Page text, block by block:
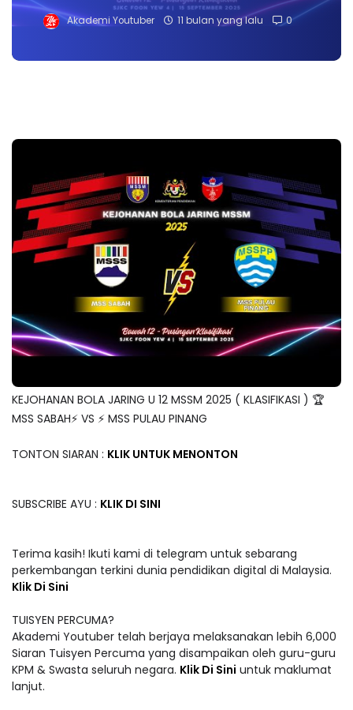
Akademi Youtuber 11 bulan yang lalu 0
KEJOHANAN BOLA JARING U 12 MSSM 2025 ( KLASIFIKASI ) 🏆
MSS SABAH⚡️ VS ⚡️ MSS PULAU PINANG
TONTON SIARAN : KLIK UNTUK MENONTON
SUBSCRIBE AYU : KLIK DI SINI
Terima kasih! Ikuti kami di telegram untuk sebarang
perkembangan terkini dunia pendidikan digital di Malaysia.
Klik Di Sini
TUISYEN PERCUMA?
Akademi Youtuber telah berjaya melaksanakan lebih 6,000
Siaran Tuisyen Percuma yang disampaikan oleh guru-guru
KPM & Swasta seluruh negara. Klik Di Sini untuk maklumat
lanjut.